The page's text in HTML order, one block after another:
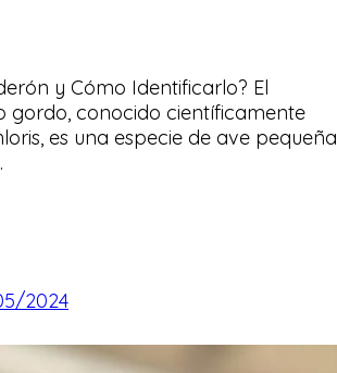
y Cómo Identificarlo? El
gordo, conocido científicamente
es una especie de ave pequeña
2024